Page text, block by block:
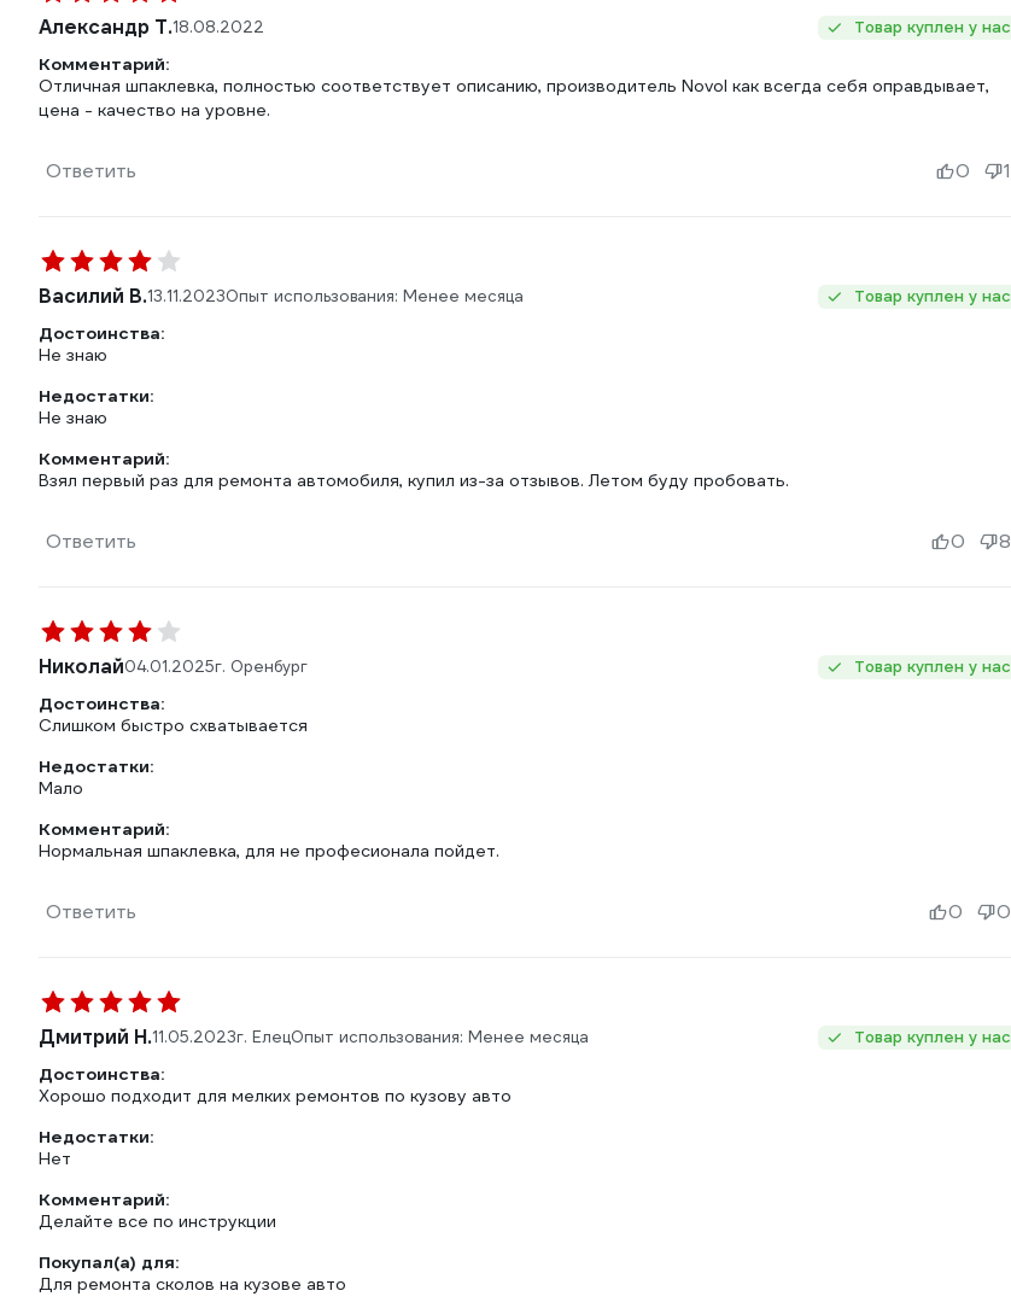
Александр Т.18.08.2022 Товар куплен у нас
Комментарий:
Отличная шпаклевка, полностью соответствует описанию, производитель Novol как всегда себя оправдывает,
цена - качество на уровне.
Ответить 0 1
Василий В.13.11.2023Опыт использования: Менее месяца Товар куплен у нас
Достоинства:
Не знаю
Недостатки:
Не знаю
Комментарий:
Взял первый раз для ремонта автомобиля, купил из-за отзывов. Летом буду пробовать.
Ответить 0 8
Николай04.01.2025г. Оренбург Товар куплен у нас
Достоинства:
Слишком быстро схватывается
Недостатки:
Мало
Комментарий:
Нормальная шпаклевка, для не професионала пойдет.
Ответить 0 0
Дмитрий Н.11.05.2023г. ЕлецОпыт использования: Менее месяца Товар куплен у нас
Достоинства:
Хорошо подходит для мелких ремонтов по кузову авто
Недостатки:
Нет
Комментарий:
Делайте все по инструкции
Покупал(а) для:
Для ремонта сколов на кузове авто